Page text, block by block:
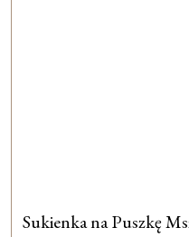
Sukienka na Puszkę